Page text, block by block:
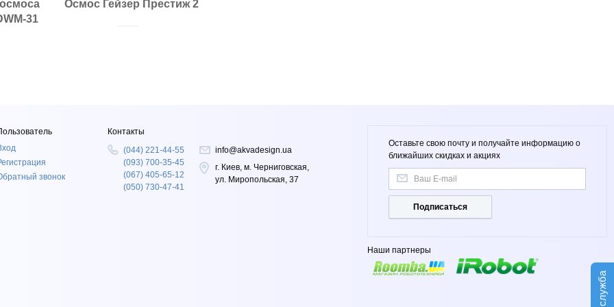
Кол-во этапов очистки:
31
Осмос Гейзер Престиж 2
звонок
Контакты
(044) 221-44-55
(093) 700-35-45
(067) 405-65-12
(050) 730-47-41
info@akvadesign.ua
г. Киев, м. Черниговская,
ул. Миропольская, 37
Оставьте свою почту и получайте информацию о
ближайших скидках и акциях
Подписаться
Наши партнеры